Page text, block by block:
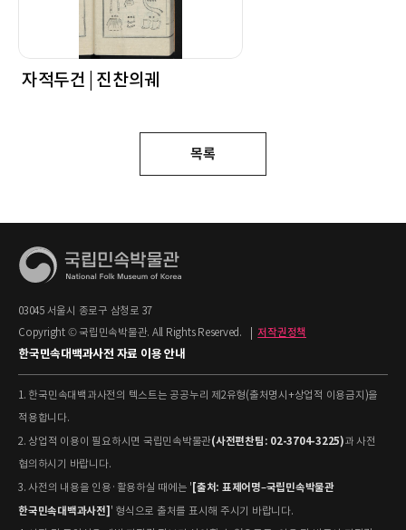
자적두건 | 진찬의궤
목록
03045 서울시 종로구 삼청로 37
Copyright © 국립민속박물관. All Rights Reserved.
저작권정책
한국민속대백과사전 자료 이용 안내
1. 한국민속대백과사전의 텍스트는 공공누리 제2유형(출처명시+상업적 이용금지)을
적용합니다.
2. 상업적 이용이 필요하시면 국립민속박물관(사전편찬팀: 02-3704-3225)과 사전
협의하시기 바랍니다.
3. 사전의 내용을 인용·활용하실 때에는 ' [출처: 표제어명–국립민속박물관
한국민속대백과사전] ' 형식으로 출처를 표시해 주시기 바랍니다.